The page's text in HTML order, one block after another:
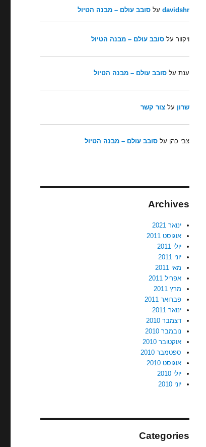
davidshrעל סובב עולם – מבנה הטיול
ויקוורעל סובב עולם – מבנה הטיול
ענתעל סובב עולם – מבנה הטיול
שרון על צור קשר
צבי כהן על סובב עולם – מבנה הטיול
Archives
ינואר 2021
אוגוסט 2011
יולי 2011
יוני 2011
מאי 2011
אפריל 2011
מרץ 2011
פברואר 2011
ינואר 2011
דצמבר 2010
נובמבר 2010
אוקטובר 2010
ספטמבר 2010
אוגוסט 2010
יולי 2010
יוני 2010
Categories